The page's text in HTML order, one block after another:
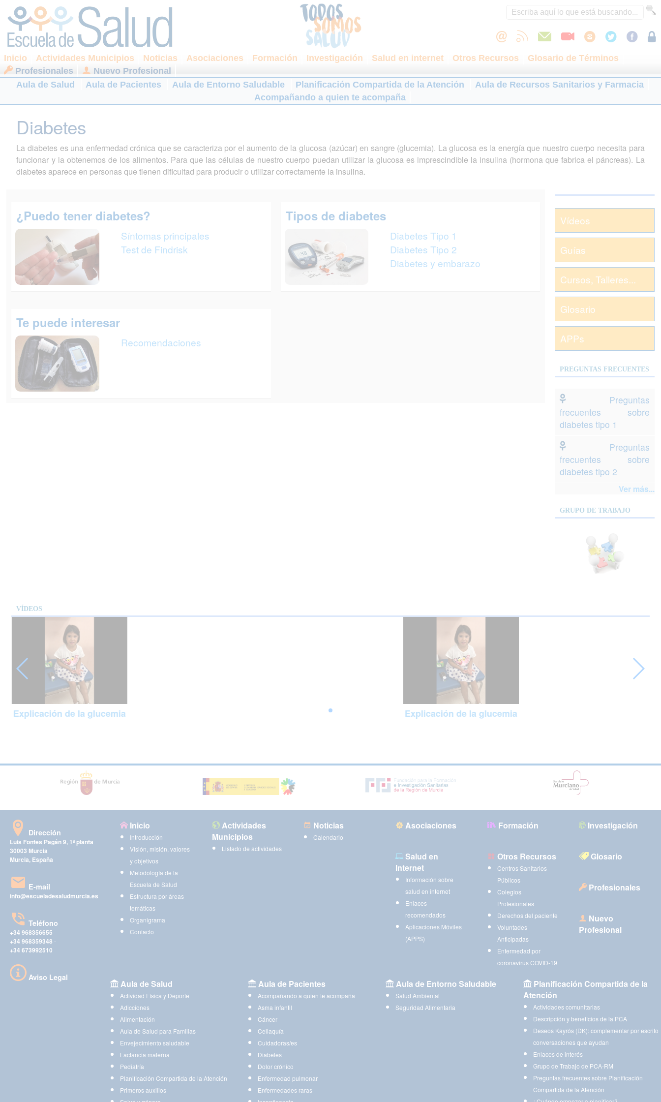
Inicio Actividades Municipios Noticias Asociaciones Formación Investigación Salud en internet Otros Recursos
Glosario de Términos
Profesionales
Nuevo Profesional
Aula de Salud
Aula de Pacientes Aula de Entorno Saludable Planificación Compartida de la Atención
Aula de Recursos Sanitarios y Farmacia
Acompañando a quien te acompaña
Diabetes
La diabetes es una enfermedad crónica que se caracteriza por el aumento de la glucosa (azúcar) en sangre (glucemia). La glucosa es la energía que nuestro cuerpo necesita para
funcionar y la obtenemos de los alimentos. Para que las células de nuestro cuerpo puedan utilizar la glucosa es imprescindible la insulina (hormona que fabrica el páncreas). La
diabetes aparece en personas que tienen dificultad para producir o utilizar correctamente la insulina.
¿Puedo tener diabetes?
Síntomas principales
Test de Findrisk
Tipos de diabetes
Diabetes Tipo 1
Diabetes Tipo 2
Diabetes y embarazo
Te puede interesar
Recomendaciones
Vídeos
Guías
Cursos, Talleres...
Glosario
APPs
PREGUNTAS FRECUENTES
Preguntas
frecuentes sobre
diabetes tipo 1
Preguntas
frecuentes sobre
diabetes tipo 2
Ver más...
GRUPO DE TRABAJO
VÍDEOS
Explicación de la glucemia Explicación de la glucemia
Dirección
Luis Fontes Pagán 9, 1ª planta
30003 Murcia
Murcia, España
E-mail
info@escueladesaludmurcia.es
Teléfono
+34 968356655 -
+34 968359348 -
+34 673992510
Aviso Legal
Inicio
Introducción
Visión, misión, valores
y objetivos
Metodología de la
Escuela de Salud
Estructura por áreas
temáticas
Organigrama
Contacto
Actividades
Municipios
Listado de actividades
Noticias
Calendario
Asociaciones Formación Investigación
Salud en
Internet
Información sobre
salud en internet
Enlaces
recomendados
Aplicaciones Móviles
(APPS)
Otros Recursos
Centros Sanitarios
Públicos
Colegios
Profesionales
Derechos del paciente
Voluntades
Anticipadas
Enfermedad por
coronavirus COVID-19
Glosario
Profesionales
Nuevo
Profesional
Aula de Salud
Actividad Física y Deporte
Adicciones
Alimentación
Aula de Salud para Familias
Envejecimiento saludable
Lactancia materna
Pediatría
Planificación Compartida de la Atención
Primeros auxilios
Aula de Pacientes
Acompañando a quien te acompaña
Asma infantil
Cáncer
Celiaquía
Cuidadoras/es
Diabetes
Dolor crónico
Enfermedad pulmonar
Enfermedades raras
Aula de Entorno Saludable
Salud Ambiental
Seguridad Alimentaria
Planificación Compartida de la
Atención
Actividades comunitarias
Descripción y beneficios de la PCA
Deseos Kayrós (DK): complementar por escrito
conversaciones que ayudan
Enlaces de interés
Grupo de Trabajo de PCA-RM
Preguntas frecuentes sobre Planificación
Compartida de la Atención